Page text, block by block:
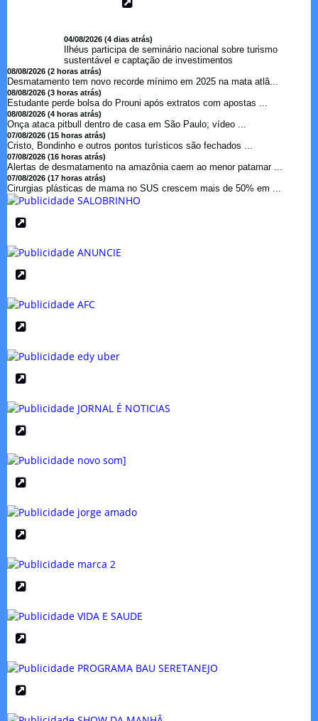
04/08/2026 (4 dias atrás)
Ilhéus participa de seminário nacional sobre turismo
sustentável e captação de investimentos
08/08/2026 (2 horas atrás)
Desmatamento tem novo recorde mínimo em 2025 na mata atlâ...
08/08/2026 (3 horas atrás)
Estudante perde bolsa do Prouni após extratos com apostas ...
08/08/2026 (4 horas atrás)
Onça ataca pitbull dentro de casa em São Paulo; vídeo ...
07/08/2026 (15 horas atrás)
Cristo, Bondinho e outros pontos turísticos são fechados ...
07/08/2026 (16 horas atrás)
Alertas de desmatamento na amazônia caem ao menor patamar ...
07/08/2026 (17 horas atrás)
Cirurgias plásticas de mama no SUS crescem mais de 50% em ...